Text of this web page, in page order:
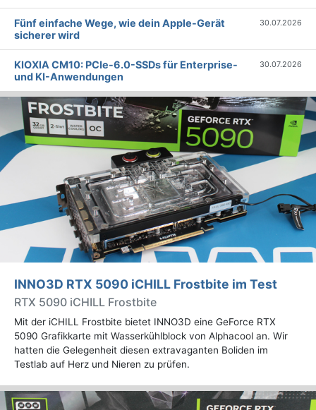
Fünf einfache Wege, wie dein Apple-Gerät
sicherer wird
30.07.2026
KIOXIA CM10: PCIe-6.0-SSDs für Enterprise-
und KI-Anwendungen
30.07.2026
INNO3D RTX 5090 iCHILL Frostbite im Test
RTX 5090 iCHILL Frostbite
Mit der iCHILL Frostbite bietet INNO3D eine GeForce RTX
5090 Grafikkarte mit Wasserkühlblock von Alphacool an. Wir
hatten die Gelegenheit diesen extravaganten Boliden im
Testlab auf Herz und Nieren zu prüfen.